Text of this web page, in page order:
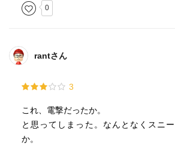
0
rantさん
3
これ、電撃だったか。
と思ってしまった。なんとなくスニ
か。